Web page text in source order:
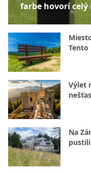
farbe hovorí
Tento
Výlet
Na